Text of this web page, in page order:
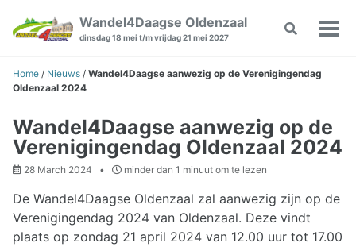
navigation
Wandel4Daagse Oldenzaal
dinsdag 18 mei t/m vrijdag 21 mei 2027
Toggle
Home / Nieuws / Wandel4Daagse aanwezig op de Verenigingendag
Oldenzaal 2024
Wandel4Daagse aanwezig op de
Verenigingendag Oldenzaal 2024
28 March 2024 minder dan 1 minuut om te lezen
De Wandel4Daagse Oldenzaal zal aanwezig zijn op de
Verenigingendag 2024 van Oldenzaal. Deze vindt
plaats op zondag 21 april 2024 van 12.00 uur tot 17.00